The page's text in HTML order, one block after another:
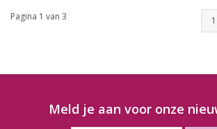
Pagina 1 van 3 1
Meld je aan voor onze